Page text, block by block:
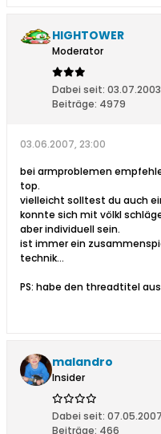
HIGHTOWER
Moderator
Dabei seit: 03.07.2003
Beiträge: 4979
03.06.2007, 23:00
bei armproblemen
top.
vielleicht solltest du auch
konnte sich mit völkl
aber individuell sein.
ist immer ein
technik...
PS: habe den threadtitel
malandro
Insider
Dabei seit: 07.05.2007
Beiträge: 466